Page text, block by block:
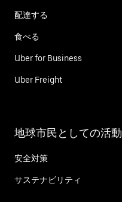
配達する
食べる
Uber for Business
Uber Freight
地球市民としての活動
安全対策
サステナビリティ